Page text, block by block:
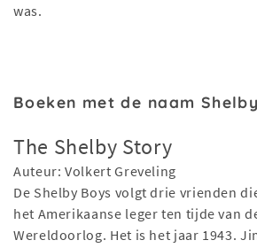
was.
Boeken met de naam Shelby
The Shelby Story
Auteur: Volkert Greveling
De Shelby Boys volgt drie vrienden
het Amerikaanse leger ten tijde van
Wereldoorlog. Het is het jaar 1943.